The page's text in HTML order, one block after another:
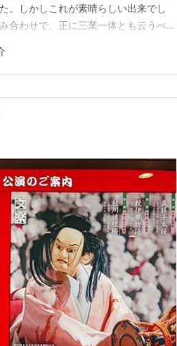
。しかしこれが素晴らしい出来でし
合わせで、正に三業一体とも云うべき